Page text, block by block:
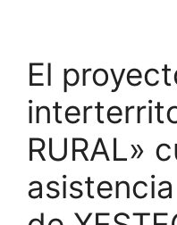
El
RURAL»